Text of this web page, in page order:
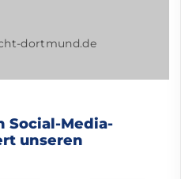
dortmund.de
Social-Media-
unseren